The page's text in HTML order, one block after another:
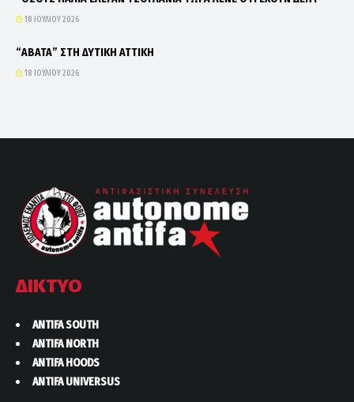
18 ΙΟΥΛΊΟΥ 2026
“ΑΒΑΤΑ” ΣΤΗ ΔΥΤΙΚΗ ΑΤΤΙΚΗ
18 ΙΟΥΛΊΟΥ 2026
ΔΙΚΤΥΟ
ANTIFA SOUTH
ANTIFA NORTH
ANTIFA HOODS
ANTIFA UNIVERSUS